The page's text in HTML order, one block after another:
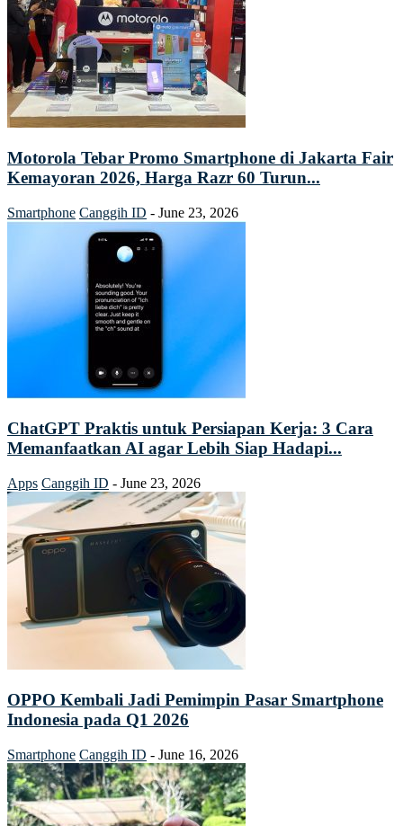
Motorola Tebar Promo Smartphone di Jakarta Fair
Kemayoran 2026, Harga Razr 60 Turun...
Smartphone Canggih ID - June 23, 2026
ChatGPT Praktis untuk Persiapan Kerja: 3 Cara
Memanfaatkan AI agar Lebih Siap Hadapi...
Apps Canggih ID - June 23, 2026
OPPO Kembali Jadi Pemimpin Pasar Smartphone
Indonesia pada Q1 2026
Smartphone Canggih ID - June 16, 2026